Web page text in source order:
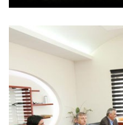
Askon
Orhan
Askon Genel